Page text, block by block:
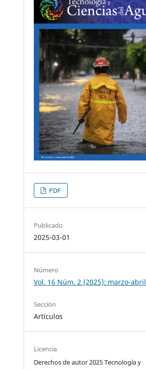
PDF
Publicado
2025-03-01
Número
Vol. 16 Núm. 2 (2025): marzo-abril
Sección
Artículos
Licencia
Derechos de autor 2025 Tecnología y